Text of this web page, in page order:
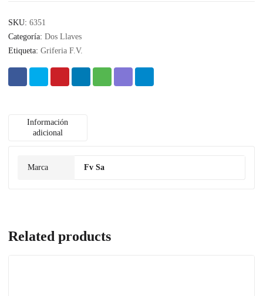
SKU: 6351
Categoría: Dos Llaves
Etiqueta: Griferia F.V.
Información
adicional
Marca Fv Sa
Related products